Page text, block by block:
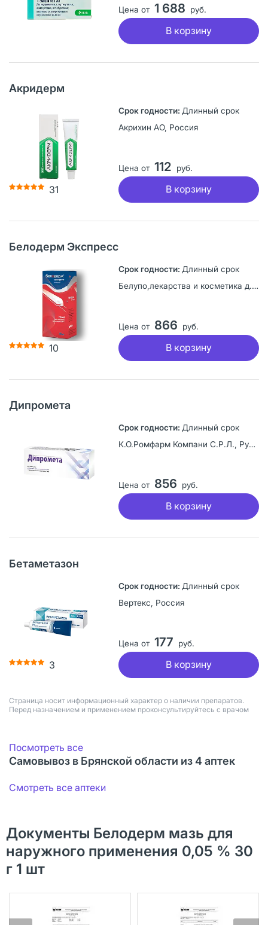
Цена от 1 688 руб.
В корзину
Акридерм
31
Длинный срок
Акрихин АО, Россия
Цена от 112 руб.
В корзину
Белодерм Экспресс
10
Длинный срок
Белупо,лекарства и косметика д.д, Хорватия
Цена от 866 руб.
В корзину
Дипромета
Длинный срок
К.О.Ромфарм Компани С.Р.Л., Румыния
Цена от 856 руб.
В корзину
Бетаметазон
3
Длинный срок
Вертекс, Россия
Цена от 177 руб.
В корзину
Страница носит информационный характер о наличии препаратов.
Перед назначением и применением проконсультируйтесь с врачом
Посмотреть все
Самовывоз в Брянской области из 4 аптек
Смотреть все аптеки
Документы Белодерм мазь для
наружного применения 0,05 % 30
г 1 шт